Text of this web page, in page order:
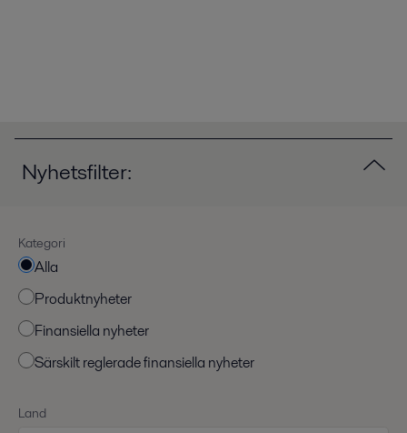
Nyhetsfilter:
Kategori
Alla
Produktnyheter
Finansiella nyheter
Särskilt reglerade finansiella nyheter
Land